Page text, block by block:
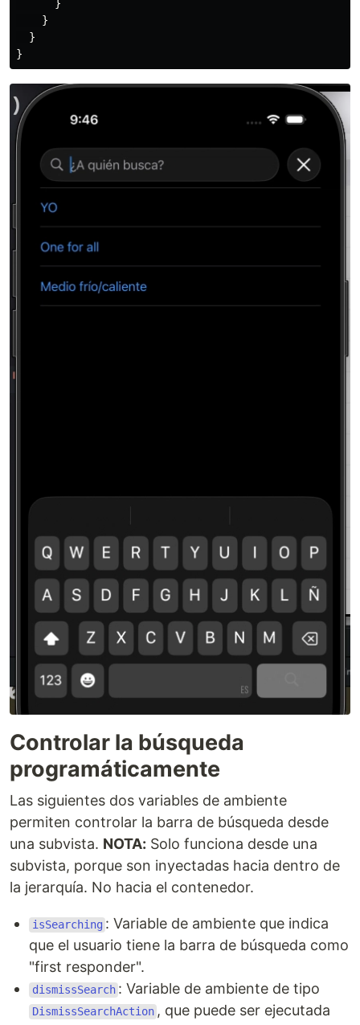
}
}
}
}
Controlar la búsqueda
programáticamente
Las siguientes dos variables de ambiente
permiten controlar la barra de búsqueda desde
una subvista. NOTA: Solo funciona desde una
subvista, porque son inyectadas hacia dentro de
la jerarquía. No hacia el contenedor.
isSearching : Variable de ambiente que indica
que el usuario tiene la barra de búsqueda como
"first responder".
dismissSearch : Variable de ambiente de tipo
DismissSearchAction , que puede ser ejecutada